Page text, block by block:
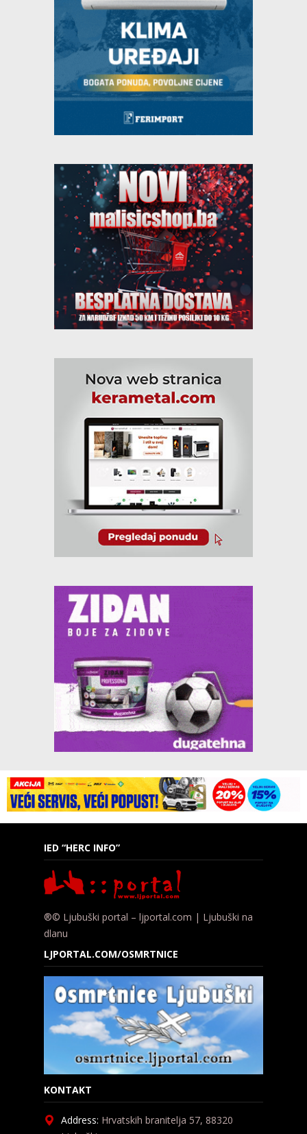
IED “HERC INFO”
®© Ljubuški portal – ljportal.com | Ljubuški na
dlanu
LJPORTAL.COM/OSMRTNICE
KONTAKT
Address: Hrvatskih branitelja 57, 88320